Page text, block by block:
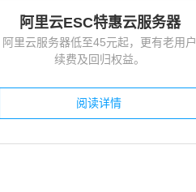
阿里云ESC特惠云服务器
阿里云服务器低至45元起，更有老用户
续费及回归权益。
阅读详情